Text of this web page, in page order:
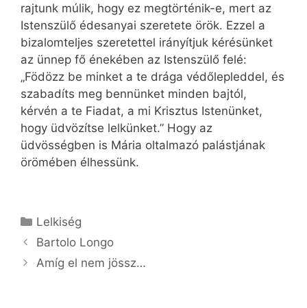
rajtunk múlik, hogy ez megtörténik-e, mert az
Istenszülő édesanyai szeretete örök. Ezzel a
bizalomteljes szeretettel irányítjuk kérésünket
az ünnep fő énekében az Istenszülő felé:
„Födözz be minket a te drága védőlepleddel, és
szabadíts meg bennünket minden bajtól,
kérvén a te Fiadat, a mi Krisztus Istenünket,
hogy üdvözítse lelkünket.” Hogy az
üdvösségben is Mária oltalmazó palástjának
örömében élhessünk.
Kategória
Lelkiség
Bartolo Longo
Amíg el nem jössz…